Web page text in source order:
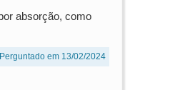
absorção, como
Perguntado em 13/02/2024